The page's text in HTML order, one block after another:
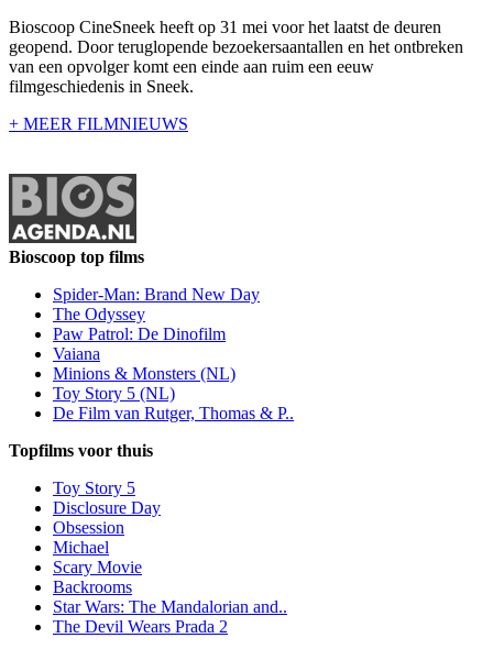
Bioscoop CineSneek heeft op 31 mei voor het laatst de deuren
geopend. Door teruglopende bezoekersaantallen en het ontbreken
van een opvolger komt een einde aan ruim een eeuw
filmgeschiedenis in Sneek.
+ MEER FILMNIEUWS
Bioscoop top films
Spider-Man: Brand New Day
The Odyssey
Paw Patrol: De Dinofilm
Vaiana
Minions & Monsters (NL)
Toy Story 5 (NL)
De Film van Rutger, Thomas & P..
Topfilms voor thuis
Toy Story 5
Disclosure Day
Obsession
Michael
Scary Movie
Backrooms
Star Wars: The Mandalorian and..
The Devil Wears Prada 2